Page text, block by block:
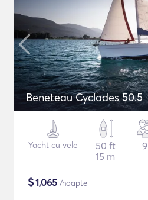
Beneteau Cyclades 50.5
Yacht cu vele
50 ft
15 m
9
$1,065 /noapte